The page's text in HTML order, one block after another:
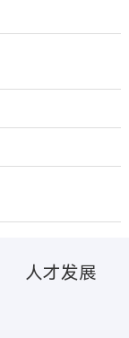
人才发展